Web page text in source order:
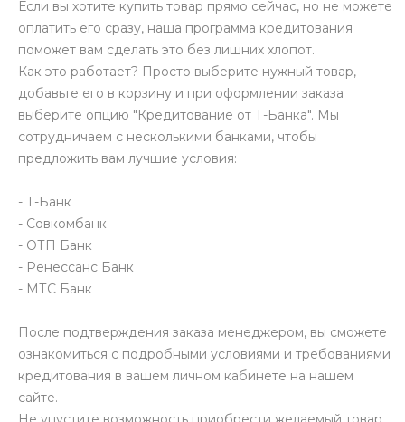
Если вы хотите купить товар прямо сейчас, но не можете
оплатить его сразу, наша программа кредитования
поможет вам сделать это без лишних хлопот.
Как это работает? Просто выберите нужный товар,
добавьте его в корзину и при оформлении заказа
выберите опцию "Кредитование от Т-Банка". Мы
сотрудничаем с несколькими банками, чтобы
предложить вам лучшие условия:
- Т-Банк
- Совкомбанк
- ОТП Банк
- Ренессанс Банк
- МТС Банк
После подтверждения заказа менеджером, вы сможете
ознакомиться с подробными условиями и требованиями
кредитования в вашем личном кабинете на нашем
сайте.